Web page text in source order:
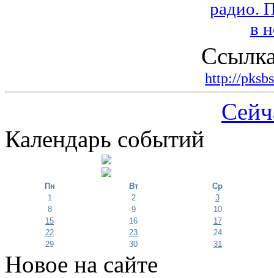
http://
Календарь событий
Пн Вт
Ср
1
2
3
8
9
10
15
16
17
22
23
24
29
30 31
Новое на сайте